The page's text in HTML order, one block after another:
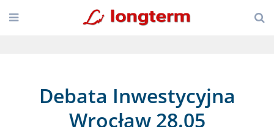
Debata Inwestycyjna
Wrocław 28.05